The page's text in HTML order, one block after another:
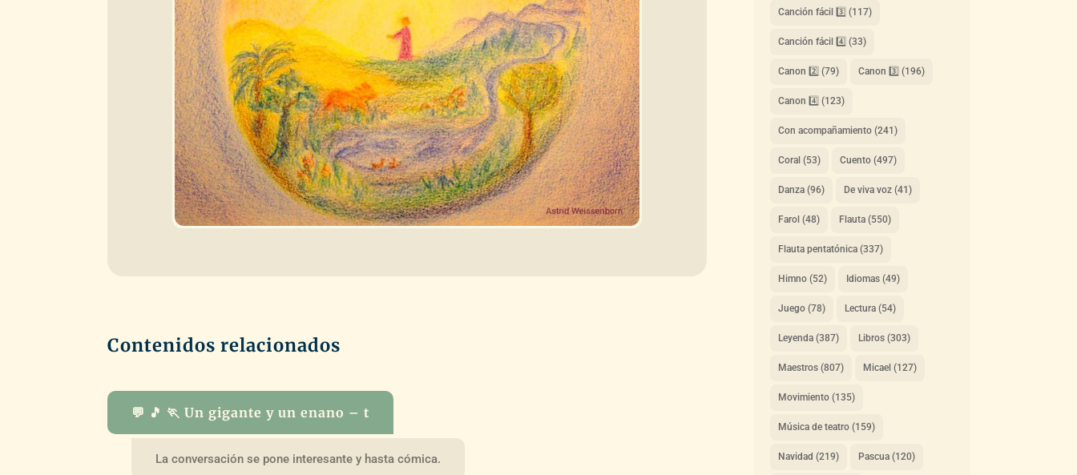
Contenidos relacionados
💬 🎵 🏃 Un gigante y un enano – t
La conversación se pone interesante y hasta cómica.
Canción fácil 3️⃣ (117)
Canción fácil 4️⃣ (33)
Canon 2️⃣ (79) Canon 3️⃣ (196)
Canon 4️⃣ (123)
Con acompañamiento(241)
Coral (53) Cuento(497)
Danza(96) De viva voz(41)
Farol (48) Flauta(550)
Flauta pentatónica(337)
Himno(52) Idiomas(49)
Juego(78) Lectura(54)
Leyenda(387) Libros(303)
Maestros(807) Micael (127)
Movimiento(135)
Música de teatro(159)
Navidad (219) Pascua(120)